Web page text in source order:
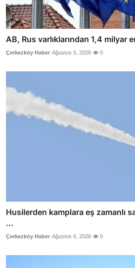
AB, Rus varlıklarından 1,4 milyar
Çerkezköy Haber Ağustos 5, 2026 0
Husilerden kamplara eş zamanlı
...
Çerkezköy Haber Ağustos 6, 2026 0